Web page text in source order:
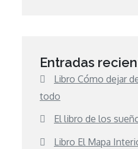
Entradas
Libro Cómo dejar
todo
El libro de los
Libro El Mapa